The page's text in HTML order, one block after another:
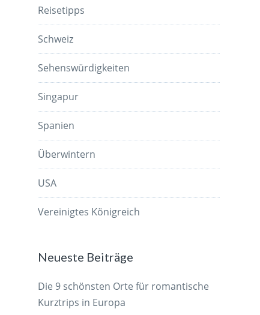
Reisetipps
Schweiz
Sehenswürdigkeiten
Singapur
Spanien
Überwintern
USA
Vereinigtes Königreich
Neueste Beiträge
Die 9 schönsten Orte für romantische
Kurztrips in Europa